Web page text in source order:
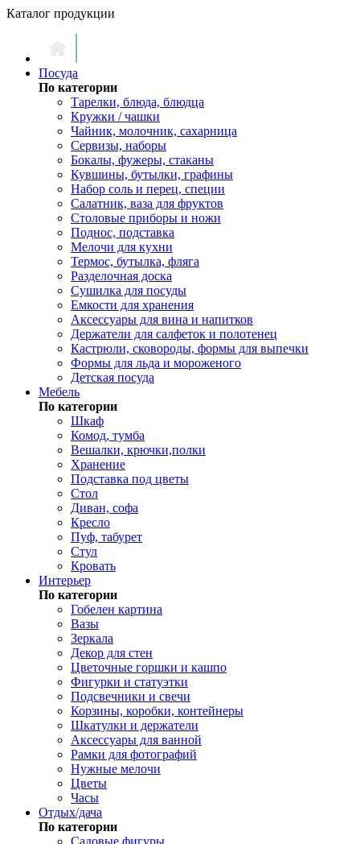
Каталог продукции
Посуда
По категории
Тарелки, блюда, блюдца
Кружки / чашки
Чайник, молочник, сахарница
Сервизы, наборы
Бокалы, фужеры, стаканы
Кувшины, бутылки, графины
Набор соль и перец, специи
Салатник, ваза для фруктов
Столовые приборы и ножи
Поднос, подставка
Мелочи для кухни
Термос, бутылка, фляга
Разделочная доска
Сушилка для посуды
Емкости для хранения
Аксессуары для вина и напитков
Держатели для салфеток и полотенец
Кастрюли, сковороды, формы для выпечки
Формы для льда и мороженого
Детская посуда
Мебель
По категории
Шкаф
Комод, тумба
Вешалки, крючки,полки
Хранение
Подставка под цветы
Стол
Диван, софа
Кресло
Пуф, табурет
Стул
Кровать
Интерьер
По категории
Гобелен картина
Вазы
Зеркала
Декор для стен
Цветочные горшки и кашпо
Фигурки и статуэтки
Подсвечники и свечи
Корзины, коробки, контейнеры
Шкатулки и держатели
Аксессуары для ванной
Рамки для фотографий
Нужные мелочи
Цветы
Часы
Отдых/дача
По категории
Садовые фигуры